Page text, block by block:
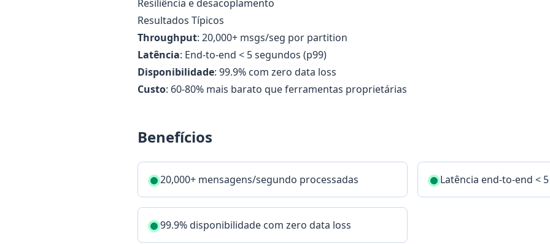
Resiliência e desacoplamento
Resultados Típicos
Throughput: 20,000+ msgs/seg por partition
Latência: End-to-end < 5 segundos (p99)
Disponibilidade: 99.9% com zero data loss
Custo: 60-80% mais barato que ferramentas proprietárias
Benefícios
20,000+ mensagens/segundo processadas Latência end-to-end <
99.9% disponibilidade com zero data loss